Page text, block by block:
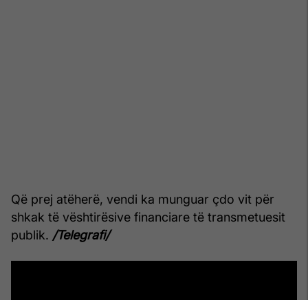
Që prej atëherë, vendi ka munguar çdo vit për
shkak të vështirësive financiare të transmetuesit
publik. /Telegrafi/